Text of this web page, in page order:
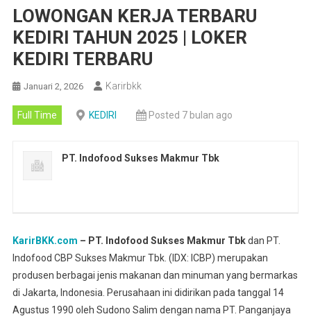
LOWONGAN KERJA TERBARU
KEDIRI TAHUN 2025 | LOKER
KEDIRI TERBARU
Januari 2, 2026 Karirbkk
Full Time KEDIRI Posted 7 bulan ago
PT. Indofood Sukses Makmur Tbk
KarirBKK.com – PT. Indofood Sukses Makmur Tbkdan PT.
Indofood CBP Sukses Makmur Tbk. (IDX: ICBP) merupakan
produsen berbagai jenis makanan dan minuman yang bermarkas
di Jakarta, Indonesia. Perusahaan ini didirikan pada tanggal 14
Agustus 1990 oleh Sudono Salim dengan nama PT. Panganjaya